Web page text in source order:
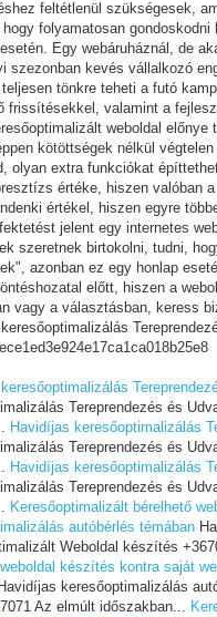
feltétlenül szükségesek,
hogy folyamatosan
Egy webáruháznál, de
szezonban kevés vállalkozó
tönkre teheti a futó
frissítésekkel, valamint a
weboldal
kötöttségek nélkül
olyan extra funkciókat
értéke, hiszen valóban
értékel, hiszen egyre
jelent egy internetes
szeretnek birtokolni, tudni,
azonban ez egy honlap
előtt, hiszen a
vagy a választásban, keress
Tereprendezés és
Havidíjas keresőoptimalizálás
Tereprendezés és
Havidíjas keresőoptimalizálás
Tereprendezés és
Keresőoptimalizált bérelhető
autóbérlés témában
Weboldal készítés
készítés kontra saját
Havidíjas keresőoptimalizálás
Az elmúlt időszakban...